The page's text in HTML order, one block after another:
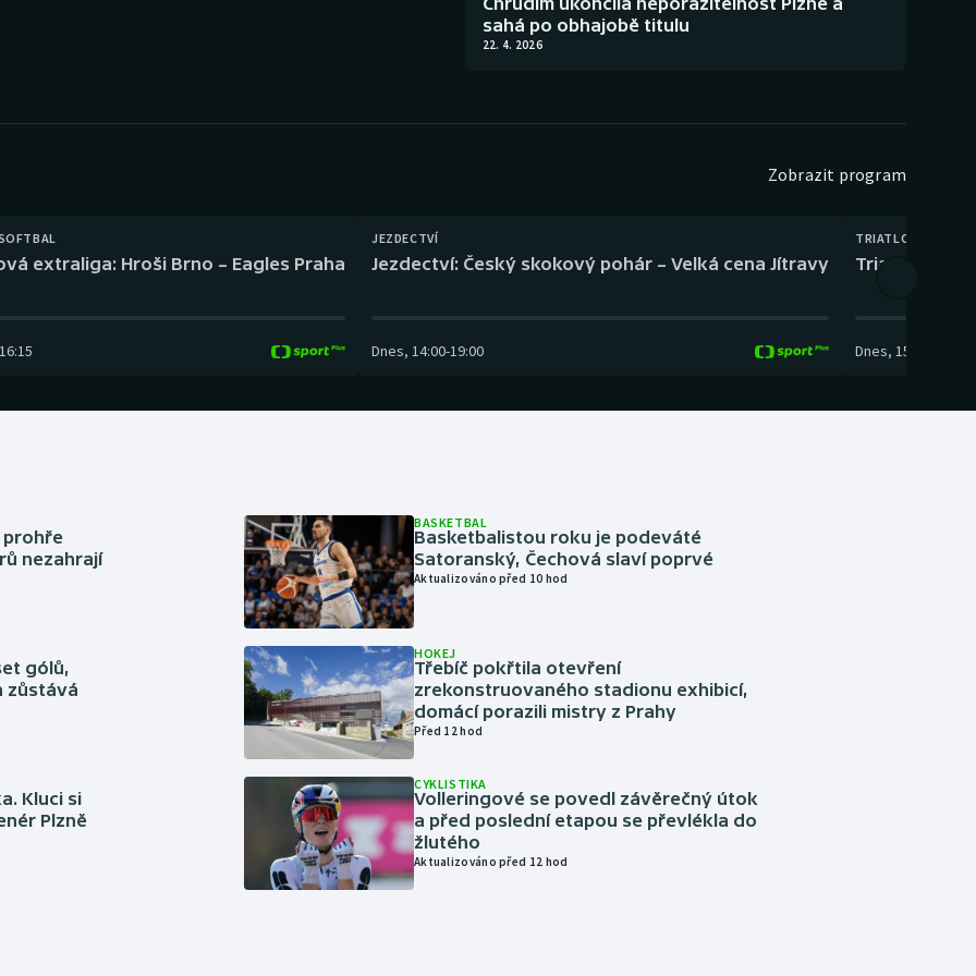
Plážový volejbal
sahá po obhajobě titulu
22. 4. 2026
Zobrazit program
extraliga: Hroši Brno – Eagles Praha
16:15
JEZDECTVÍ
Jezdectví: Český skokový pohár – Velká cena Jítravy
Dnes, 14:00-19:00
TRIATLON
Triatlon:
Dnes, 15:00
prohře
nezahrají
gólů,
zůstává
Kluci si
Plzně
BASKETBAL
Basketbalistou roku je podeváté
Satoranský, Čechová slaví poprvé
Aktualizováno před 10 hod
HOKEJ
Třebíč pokřtila otevření
zrekonstruovaného stadionu exhibicí,
domácí porazili mistry z Prahy
Před 12 hod
CYKLISTIKA
Volleringové se povedl závěrečný útok
a před poslední etapou se převlékla do
žlutého
Aktualizováno před 12 hod